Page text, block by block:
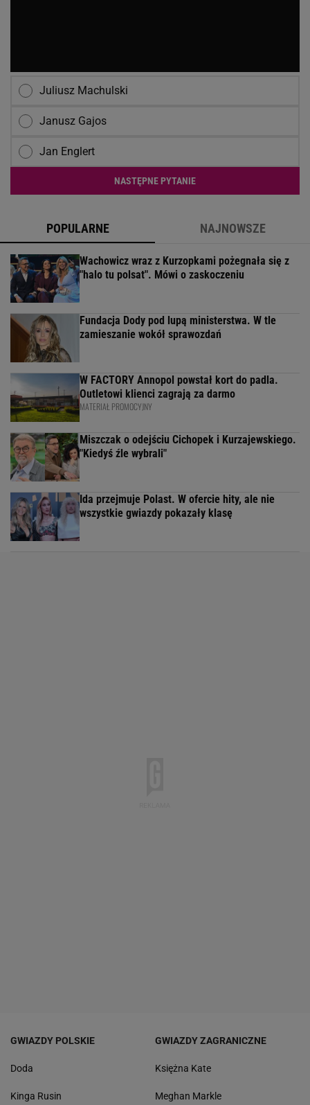
Juliusz Machulski
Janusz Gajos
Jan Englert
NASTĘPNE PYTANIE
POPULARNE NAJNOWSZE
Wachowicz wraz z Kurzopkami pożegnała się z
"halo tu polsat". Mówi o zaskoczeniu
Fundacja Dody pod lupą ministerstwa. W tle
zamieszanie wokół sprawozdań
W FACTORY Annopol powstał kort do padla.
Outletowi klienci zagrają za darmo
MATERIAŁ PROMOCYJNY
Miszczak o odejściu Cichopek i Kurzajewskiego.
"Kiedyś źle wybrali"
Ida przejmuje Polast. W ofercie hity, ale nie
wszystkie gwiazdy pokazały klasę
GWIAZDY POLSKIE
Doda
Kinga Rusin
GWIAZDY ZAGRANICZNE
Księżna Kate
Meghan Markle